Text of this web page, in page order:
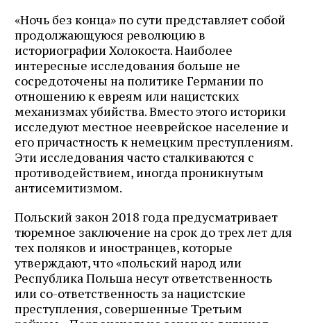
«Ночь без конца» по сути представляет собой
продолжающуюся революцию в
историографии Холокоста. Наиболее
интересные исследования больше не
сосредоточены на политике Германии по
отношению к евреям или нацистских
механизмах убийства. Вместо этого историки
исследуют местное нееврейское население и
его причастность к немецким преступлениям.
Эти исследования часто сталкиваются с
противодействием, иногда проникнутым
антисемитизмом.
Польский закон 2018 года предусматривает
тюремное заключение на срок до трех лет для
тех поляков и иностранцев, которые
утверждают, что «польский народ или
Республика Польша несут ответственность
или со-ответственность за нацистские
преступления, совершенные Третьим